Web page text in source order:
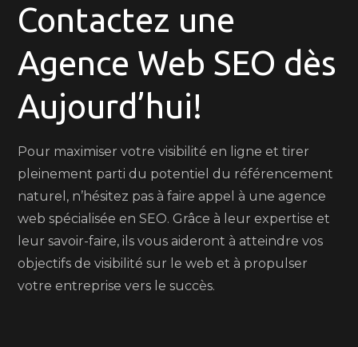
Contactez une
Agence Web SEO dès
Aujourd’hui!
Pour maximiser votre visibilité en ligne et tirer
pleinement parti du potentiel du référencement
naturel, n’hésitez pas à faire appel à une agence
web spécialisée en SEO. Grâce à leur expertise et
leur savoir-faire, ils vous aideront à atteindre vos
objectifs de visibilité sur le web et à propulser
votre entreprise vers le succès.